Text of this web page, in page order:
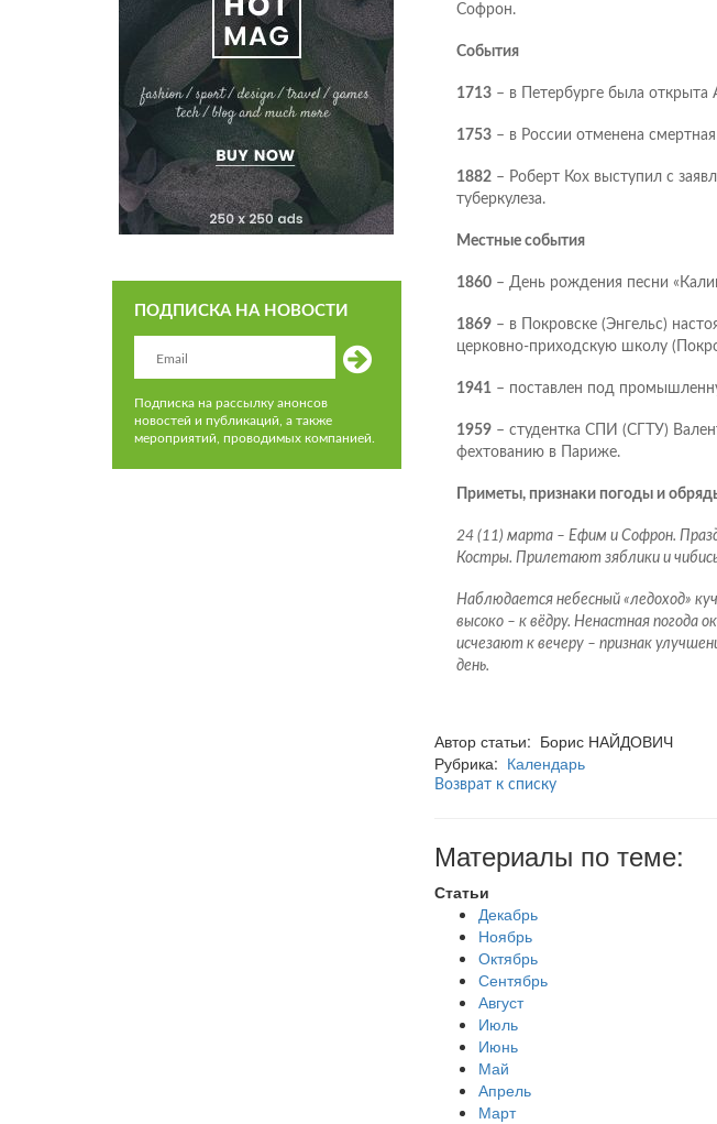
ПОДПИСКА НА НОВОСТИ
Подписка на рассылку анонсов
новостей и публикаций, а также
мероприятий, проводимых компанией.
Софрон.
События
1713– в Петербурге была открыта
1753– в России отменена смертная
1882– Роберт Кох выступил с
туберкулеза.
Местные события
1860– День рождения песни
1869– в Покровске (Энгельс)
церковно-приходскую школу
1941 – поставлен под
1959– студентка СПИ (СГТУ)
фехтованию в Париже.
Приметы, признаки погоды и
24 (11) марта – Ефим и Софрон.
Костры. Прилетают зяблики и
Наблюдается небесный «ледоход»
высоко – к вёдру. Ненастная погода
исчезают к вечеру – признак
день.
Автор статьи: Борис НАЙДОВИЧ
Рубрика: Календарь
Возврат к списку
Материалы по теме:
Статьи
Декабрь
Ноябрь
Октябрь
Сентябрь
Август
Июль
Июнь
Май
Апрель
Март